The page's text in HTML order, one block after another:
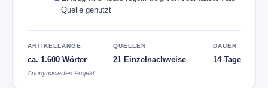
Quelle genutzt
ARTIKELLÄNGE
ca. 1.600 Wörter
QUELLEN
21 Einzelnachweise
DAUER
14 Tage
Anonymisiertes Projekt